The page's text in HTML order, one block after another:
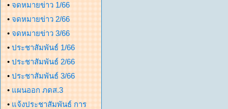
• จดหมายข่าว 1/66
• จดหมายข่าว 2/66
• จดหมายข่าว 3/66
• ประชาสัมพันธ์ 1/66
• ประชาสัมพันธ์ 2/66
• ประชาสัมพันธ์ 3/66
• แผนออก ภดส.3
• แจ้งประชาสัมพันธ์ การ